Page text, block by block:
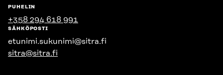
PUHELIN
+358 294 618 991
SÄHKÖPOSTI
etunimi.sukunimi@sitra.fi
sitra@sitra.fi